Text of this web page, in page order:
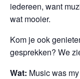
iedereen, want
wat mooier.
Kom je ook
gesprekken? We
Wat: Music was